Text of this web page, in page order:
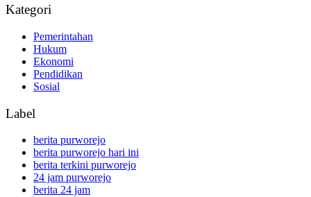
Kategori
Pemerintahan
Hukum
Ekonomi
Pendidikan
Sosial
Label
berita purworejo
berita purworejo hari ini
berita terkini purworejo
24 jam purworejo
berita 24 jam